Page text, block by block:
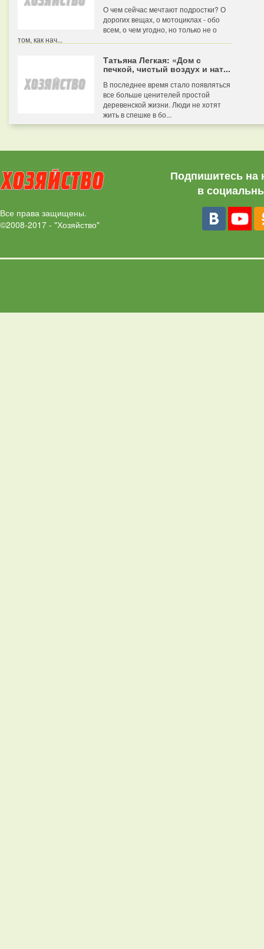
О чем сейчас мечтают подростки? О
дорогих вещах, о мотоциклах - обо
всем, о чем угодно, но только не о
том, как нач...
Татьяна Легкая: «Дом с
печкой, чистый воздух и нат...
В последнее время стало появляться
все больше ценителей простой
деревенской жизни. Люди не хотят
жить в спешке в бо...
Все права защищены.
©2008-2017 - "Хозяйство"
Подпишитесь на
в